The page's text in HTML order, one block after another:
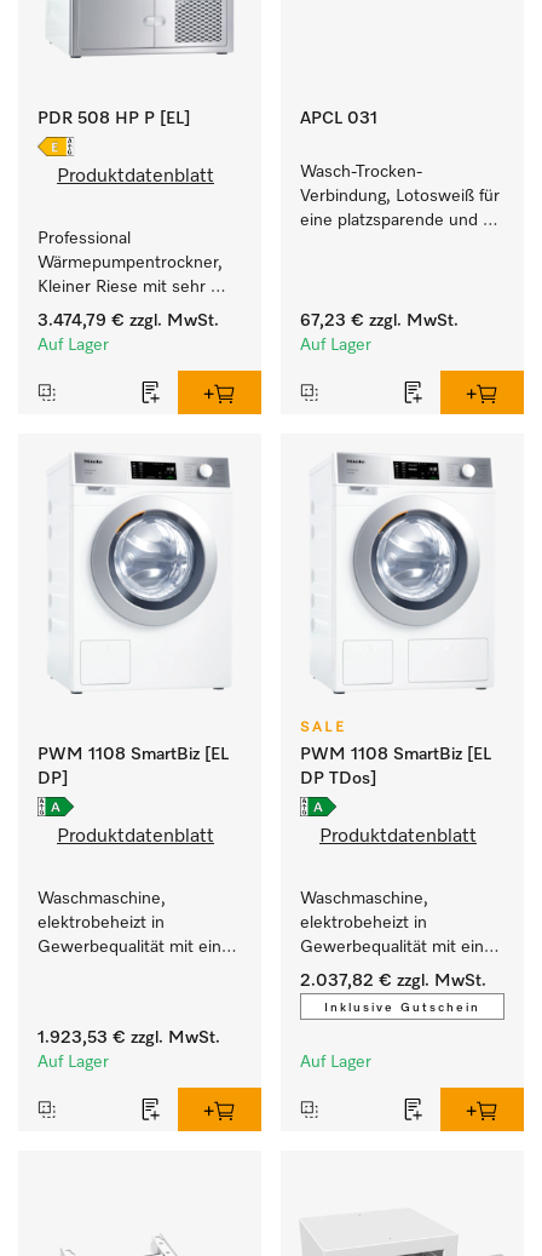
PDR 508 HP P [EL]
Produktdatenblatt
Professional
Wärmepumpentrockner,
Kleiner Riese mit sehr
geringem
Energieverbrauch und
Füllgewicht 8 kg.
3.474,79 € zzgl. MwSt.
Auf Lager
APCL 031
Wasch-Trocken-
Verbindung, Lotosweiß für
eine platzsparende und
67,23 € zzgl. MwSt.
Auf Lager
PWM 1108 SmartBiz [EL
DP]
Produktdatenblatt
Waschmaschine,
elektrobeheizt in
Gewerbequalität mit einer
1.923,53 € zzgl. MwSt.
Auf Lager
SALE
PWM 1108 SmartBiz [EL
DP TDos]
Produktdatenblatt
Waschmaschine,
elektrobeheizt in
Gewerbequalität mit einer
Laufzeit von 79 min,
automatische Dosierung.
2.037,82 € zzgl. MwSt.
Inklusive Gutschein
Auf Lager